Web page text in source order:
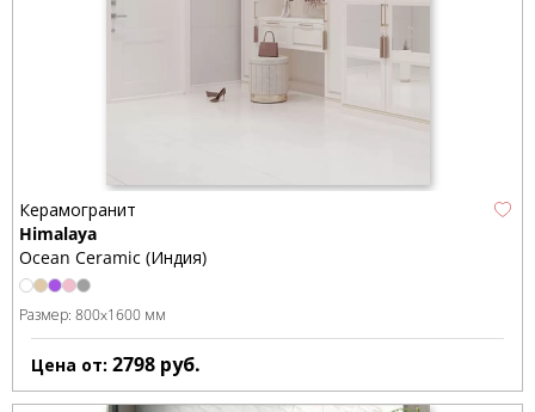
Керамогранит
Himalaya
Ocean Ceramic (Индия)
Размер: 800x1600 мм
Цена от: 2798 руб.